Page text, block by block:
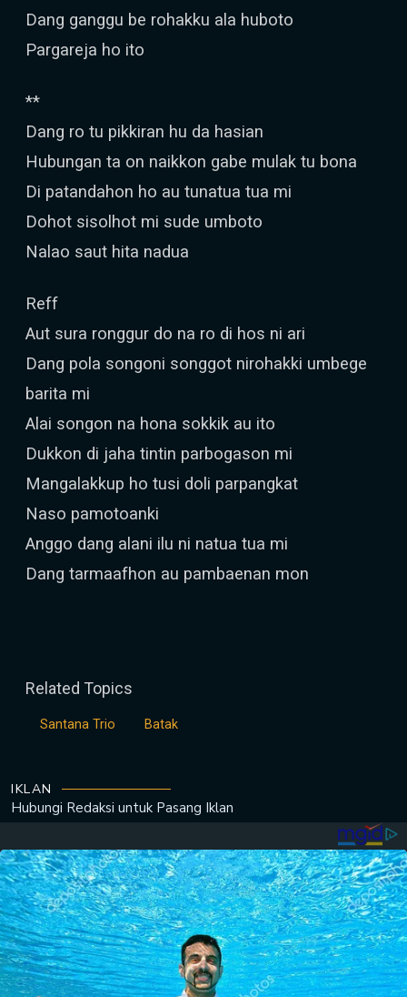
Dang ganggu be rohakku ala huboto
Pargareja ho ito
**
Dang ro tu pikkiran hu da hasian
Hubungan ta on naikkon gabe mulak tu bona
Di patandahon ho au tunatua tua mi
Dohot sisolhot mi sude umboto
Nalao saut hita nadua
Reff
Aut sura ronggur do na ro di hos ni ari
Dang pola songoni songgot nirohakki umbege
barita mi
Alai songon na hona sokkik au ito
Dukkon di jaha tintin parbogason mi
Mangalakkup ho tusi doli parpangkat
Naso pamotoanki
Anggo dang alani ilu ni natua tua mi
Dang tarmaafhon au pambaenan mon
Related Topics
Santana Trio Batak
IKLAN
Hubungi Redaksi untuk Pasang Iklan